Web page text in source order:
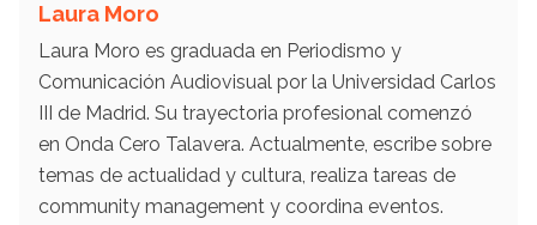
Laura Moro
Laura Moro es graduada en Periodismo y
Comunicación Audiovisual por la Universidad Carlos
III de Madrid. Su trayectoria profesional comenzó
en Onda Cero Talavera. Actualmente, escribe sobre
temas de actualidad y cultura, realiza tareas de
community management y coordina eventos.